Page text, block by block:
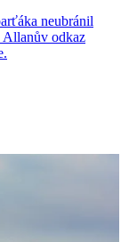
neubránil
Allanův odkaz